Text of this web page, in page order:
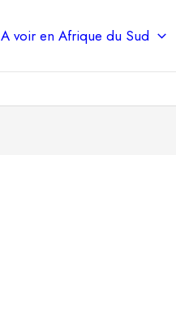
A voir en Afrique du Sud